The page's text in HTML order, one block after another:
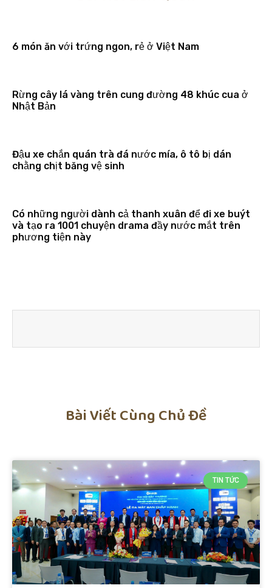
6 món ăn với trứng ngon, rẻ ở Việt Nam
Rừng cây lá vàng trên cung đường 48 khúc cua ở
Nhật Bản
Đậu xe chắn quán trà đá nước mía, ô tô bị dán
chằng chịt băng vệ sinh
Có những người dành cả thanh xuân để đi xe buýt
và tạo ra 1001 chuyện drama đầy nước mắt trên
phương tiện này
Bài Viết Cùng Chủ Đề
TIN TỨC